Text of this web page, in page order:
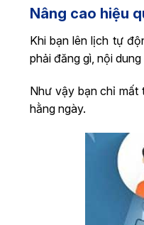
Nâng cao hiệu
Khi bạn lên lịch tự
phải đăng gì, nội
Như vậy bạn chỉ mất
hằng ngày.